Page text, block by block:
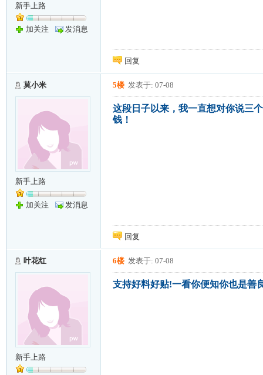
新手上路
加关注 发消息
回复
莫小米
新手上路
加关注 发消息
5楼 发表于: 07-08
这段日子以来，我一直想对你说三
钱！
回复
叶花红
新手上路
6楼 发表于: 07-08
支持好料好贴!一看你便知你也是善